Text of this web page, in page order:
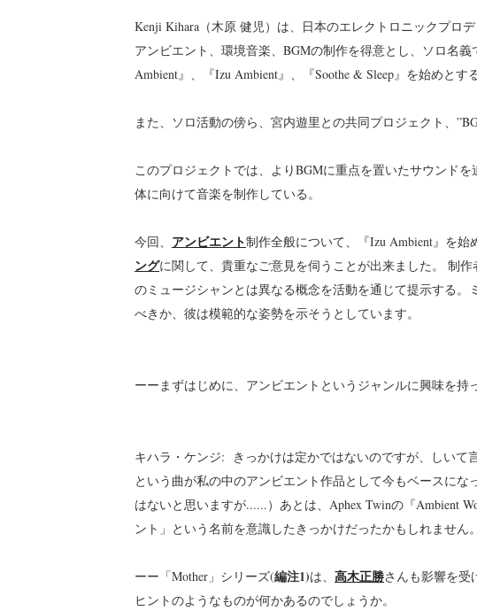
Kenji Kihara（木原 健児）は、日本のエレクトロニックプロ
アンビエント、環境音楽、BGMの制作を得意とし、ソロ名
Ambient』、『Izu Ambient』、『Soothe & Sleep』を始めとす
また、ソロ活動の傍ら、宮内遊里との共同プロジェクト、
このプロジェクトでは、よりBGMに重点を置いたサウンド
体に向けて音楽を制作している。
今回、 アンビエント制作全般について、『Izu Ambient』を始
ングに関して、貴重なご意見を伺うことが出来ました。 制
のミュージシャンとは異なる概念を活動を通じて提示する
べきか、彼は模範的な姿勢を示そうとしています。
ーーまずはじめに、アンビエントというジャンルに興味を持
キハラ・ケンジ: きっかけは定かではないのですが、しいて
という曲が私の中のアンビエント作品として今もベースに
はないと思いますが......）あとは、Aphex Twinの『Ambient
ント」という名前を意識したきっかけだったかもしれません。
ーー「Mother」シリーズ(編注1)は、 高木正勝さんも影響を受
ヒントのようなものが何かあるのでしょうか。